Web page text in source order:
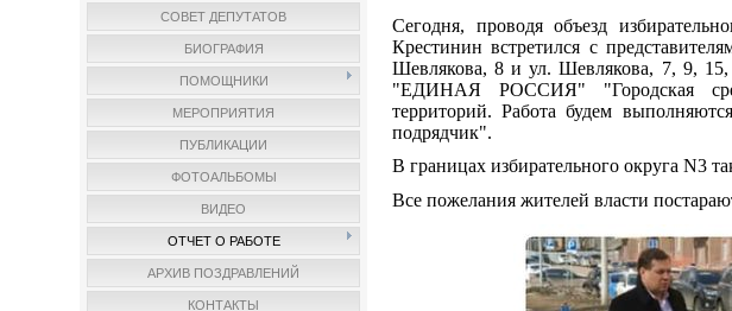
СОВЕТ ДЕПУТАТОВ
БИОГРАФИЯ
ПОМОЩНИКИ
МЕРОПРИЯТИЯ
ПУБЛИКАЦИИ
ФОТОАЛЬБОМЫ
ВИДЕО
ОТЧЕТ О РАБОТЕ
АРХИВ ПОЗДРАВЛЕНИЙ
КОНТАКТЫ
Сегодня, проводя объезд
Крестинин встретился с
Шевлякова, 8 и ул. Шевлякова, 7, 9,
"ЕДИНАЯ РОССИЯ" "Городская
территорий. Работа будем
подрядчик".
В границах избирательного округа N3
Все пожелания жителей власти